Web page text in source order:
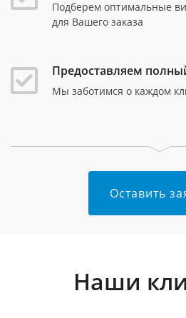
Подберем оптимальные
для Вашего заказа
Предоставляем
Мы заботимся о каждом
Оставить
Наши